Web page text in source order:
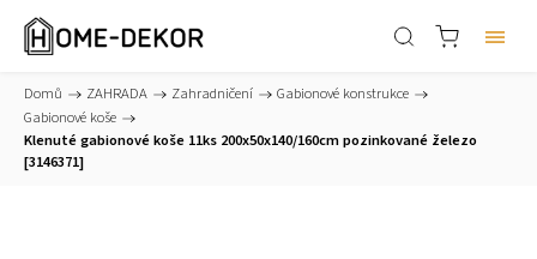
Domů / ZAHRADA / Zahradničení / Gabionové konstrukce /
Gabionové koše /
Klenuté gabionové koše 11ks 200x50x140/160cm pozinkované železo
[3146371]